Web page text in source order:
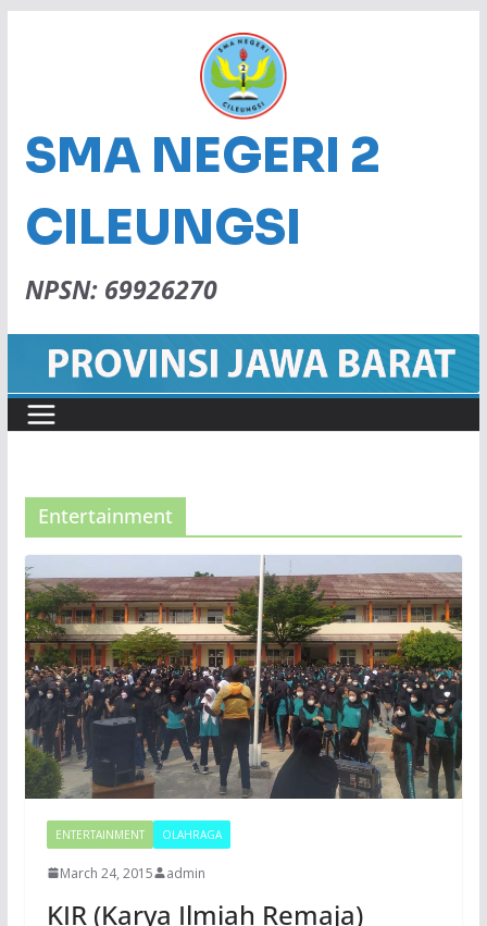
SMA NEGERI 2
CILEUNGSI
NPSN: 69926270
Entertainment
ENTERTAINMENT OLAHRAGA
March 24, 2015 admin
KIR (Karya Ilmiah Remaja)